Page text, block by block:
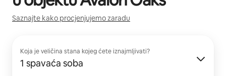
Saznajte kako procjenjujemo zaradu
Koja je veličina stana kojeg ćete iznajmljivati?
1 spavaća soba